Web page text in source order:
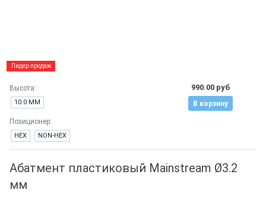
Лидер продаж
Высота:
10.0 ММ
Позиционер:
HEX NON-HEX
990.00 руб
В корзину
Абатмент пластиковый Mainstream Ø3.2
мм